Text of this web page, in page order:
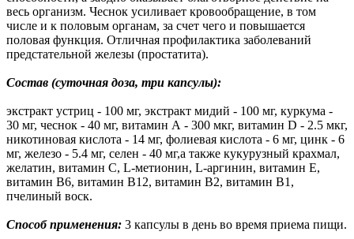
весь организм. Чеснок усиливает кровообращение, в том
числе и к половым органам, за счет чего и повышается
половая функция. Отличная профилактика заболеваний
предстательной железы (простатита).
Состав (суточная доза, три капсулы):
экстракт устриц - 100 мг, экстракт мидий - 100 мг, куркума -
30 мг, чеснок - 40 мг, витамин А - 300 мкг, витамин D - 2.5 мкг,
никотиновая кислота - 14 мг, фолиевая кислота - 6 мг, цинк - 6
мг, железо - 5.4 мг, селен - 40 мг,а также кукурузный крахмал,
желатин, витамин С, L-метионин, L-аргинин, витамин Е,
витамин В6, витамин В12, витамин В2, витамин В1,
пчелиный воск.
Способ применения: 3 капсулы в день во время приема пищи.